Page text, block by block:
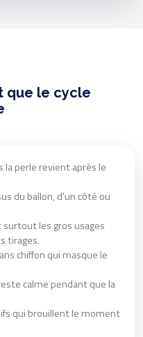
que le cycle
la perle revient après le
du ballon, d’un côté ou
les gros usages
tirages.
chiffon qui masque le
calme pendant que la
qui brouillent le moment